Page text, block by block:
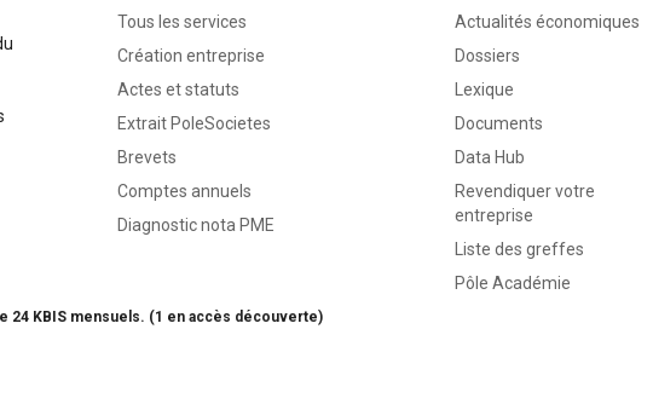
Tous les services
Création entreprise
Actes et statuts
Extrait PoleSocietes
Brevets
Comptes annuels
Diagnostic nota PME
Actualités économiques
Dossiers
Lexique
Documents
Data Hub
Revendiquer votre
entreprise
Liste des greffes
Pôle Académie
24 KBIS mensuels. (1 en accès découverte)